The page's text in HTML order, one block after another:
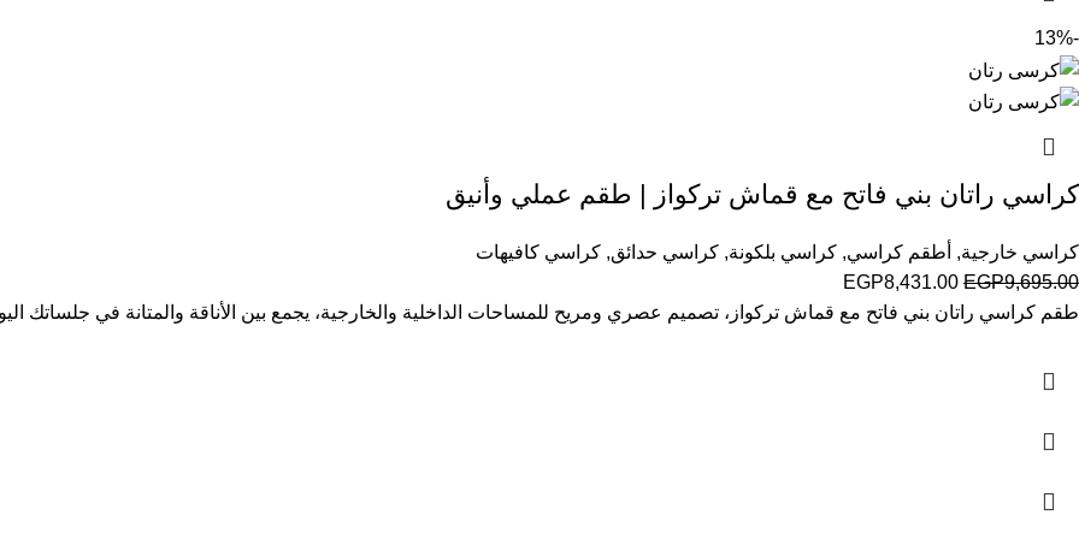
-13%
كراسي راتان بني فاتح مع قماش تركواز | طقم عملي وأنيق
كراسي خارجية, أطقم كراسي, كراسي بلكونة, كراسي حدائق, كراسي كافيهات
EGP9,695.00
EGP8,431.00
طقم كراسي راتان بني فاتح مع قماش تركواز، تصميم عصري ومريح للمساحات الداخلية والخارجية، يجمع بين الأناقة والمتانة في جلساتك